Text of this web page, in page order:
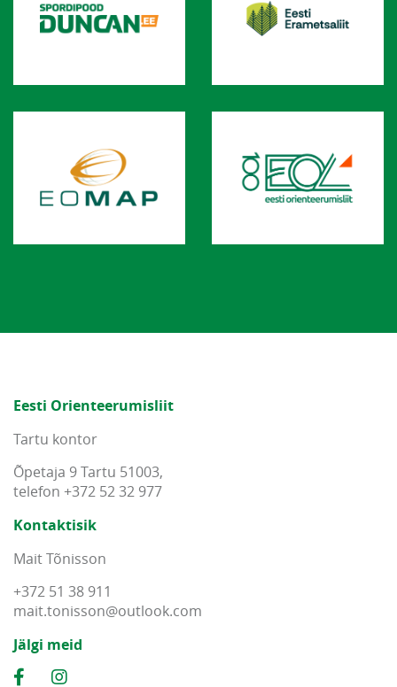
Eesti Orienteerumisliit
Tartu kontor
Õpetaja 9 Tartu 51003,
telefon +372 52 32 977
Kontaktisik
Mait Tõnisson
+372 51 38 911
mait.tonisson@outlook.com
Jälgi meid